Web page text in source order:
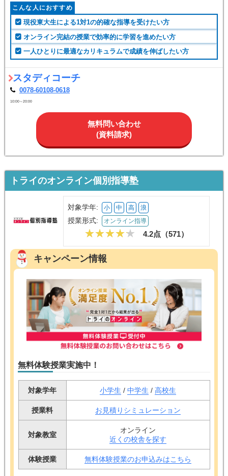
こんな人におすすめ
現役東大生による1対1の的確な指導を受けたい方
オンライン完結の授業で効率的に学習を進めたい方
一人ひとりに最適なカリキュラムで成績を伸ばしたい方
スタディコーチ
0078-60108-0618
10:00～20:00
無料問い合わせ
(資料請求)
トライのオンライン個別指導塾
対象学年: 小 中 高 浪
授業形式: オンライン指導
4.2点（571）
キャンペーン情報
無料体験授業実施中！
対象学年 小学生 / 中学生 / 高校生
授業料 お見積りシミュレーション
対象教室
オンライン
近くの校舎を探す
体験授業 無料体験授業のお申込みはこちら